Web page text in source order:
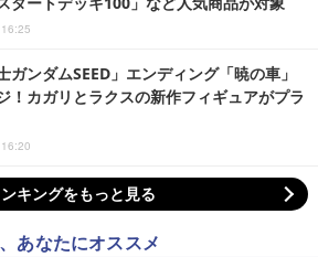
ガンダムSEED」エンディング「暁の車」
！カガリとラクスの新作フィギュアがプラ
キングをもっと見る
あなたにオススメ